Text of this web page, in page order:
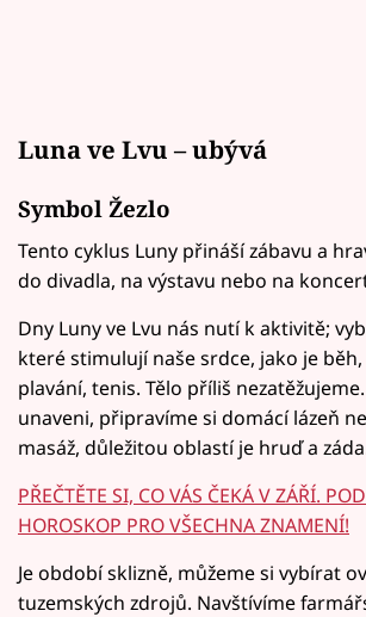
Luna ve Lvu – ubývá
Symbol Žezlo
Tento cyklus Luny přináší zábavu a
do divadla, na výstavu nebo na
Dny Luny ve Lvu nás nutí k aktivitě;
které stimulují naše srdce, jako je
plavání, tenis. Tělo příliš
unaveni, připravíme si domácí lázeň
masáž, důležitou oblastí je hruď a
PŘEČTĚTE SI, CO VÁS ČEKÁ V ZÁŘÍ.
HOROSKOP PRO VŠECHNA ZNAMENÍ!
Je období sklizně, můžeme si vybírat
tuzemských zdrojů. Navštívíme